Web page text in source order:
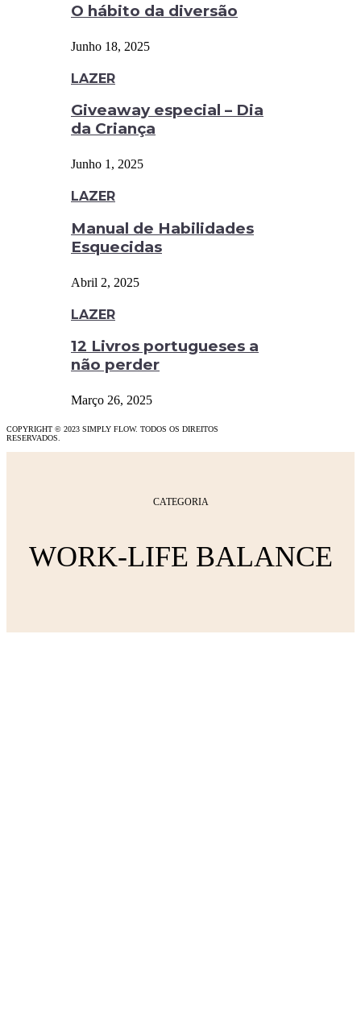
O hábito da diversão
Junho 18, 2025
LAZER
Giveaway especial – Dia
da Criança
Junho 1, 2025
LAZER
Manual de Habilidades
Esquecidas
Abril 2, 2025
LAZER
12 Livros portugueses a
não perder
Março 26, 2025
COPYRIGHT © 2023 SIMPLY FLOW. TODOS OS DIREITOS
RESERVADOS.
CATEGORIA
WORK-LIFE BALANCE